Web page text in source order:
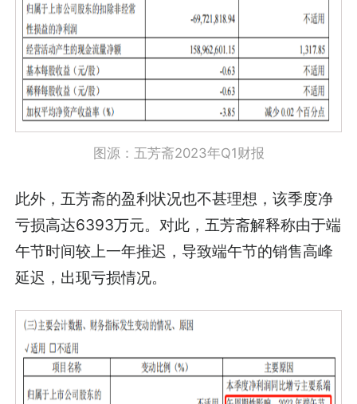
图源：五芳斋2023年Q1财报
此外，五芳斋的盈利状况也不甚理想，该季度净
亏损高达6393万元。对此，五芳斋解释称由于端
午节时间较上一年推迟，导致端午节的销售高峰
延迟，出现亏损情况。